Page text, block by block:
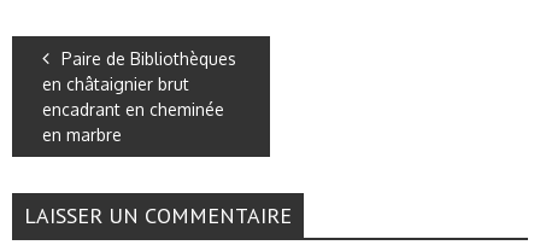
Paire de Bibliothèques
en châtaignier brut
encadrant en cheminée
en marbre
LAISSER UN COMMENTAIRE